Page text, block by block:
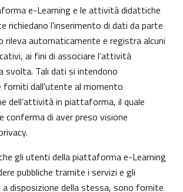
e-Learning e le attività didattiche
richiedano l'inserimento di dati da parte
rileva automaticamente e registra alcuni
ai fini di associare l’attività
svolta. Tali dati si intendono
dall'utente al momento
dell’attività in piattaforma, il quale
conferma di aver preso visione
gli utenti della piattaforma e-Learning
pubbliche tramite i servizi e gli
disposizione della stessa, sono fornite